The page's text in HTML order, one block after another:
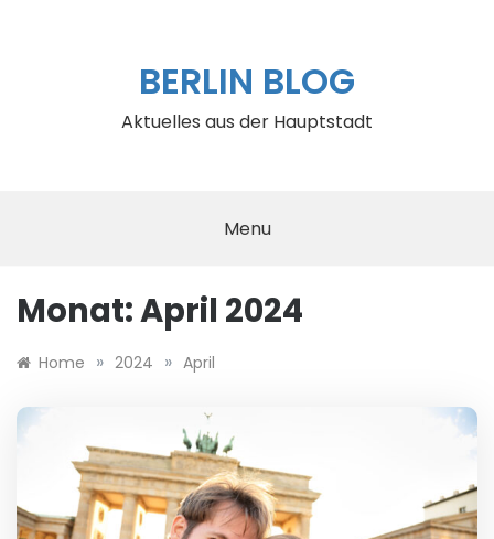
BERLIN BLOG
Aktuelles aus der Hauptstadt
Menu
Monat:April 2024
Home » 2024 » April